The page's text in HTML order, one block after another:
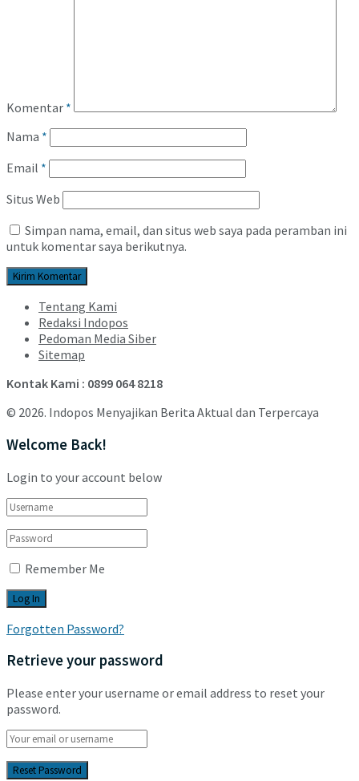
Komentar *
Nama *
Email *
Situs Web
Simpan nama, email, dan situs web saya pada peramban ini
untuk komentar saya berikutnya.
Tentang Kami
Redaksi Indopos
Pedoman Media Siber
Sitemap
Kontak Kami : 0899 064 8218
© 2026. Indopos Menyajikan Berita Aktual dan Terpercaya
Welcome Back!
Login to your account below
Remember Me
Forgotten Password?
Retrieve your password
Please enter your username or email address to reset your
password.